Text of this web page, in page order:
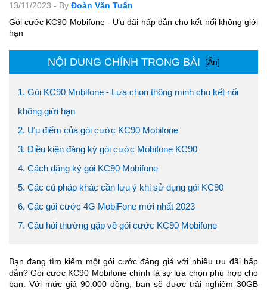
13/11/2023 - By Đoàn Văn Tuấn
Gói cước KC90 Mobifone - Ưu đãi hấp dẫn cho kết nối không giới
hạn
NỘI DUNG CHÍNH TRONG BÀI [Ẩn]
1. Gói KC90 Mobifone - Lựa chọn thông minh cho kết nối
không giới hạn
2. Ưu điểm của gói cước KC90 Mobifone
3. Điều kiện đăng ký gói cước Mobifone KC90
4. Cách đăng ký gói KC90 Mobifone
5. Các cú pháp khác cần lưu ý khi sử dụng gói KC90
6. Các gói cước 4G MobiFone mới nhất 2023
7. Câu hỏi thường gặp về gói cước KC90 Mobifone
Bạn đang tìm kiếm một gói cước đáng giá với nhiều ưu đãi hấp
dẫn? Gói cước KC90 Mobifone chính là sự lựa chọn phù hợp cho
bạn. Với mức giá 90.000 đồng, bạn sẽ được trải nghiệm 30GB